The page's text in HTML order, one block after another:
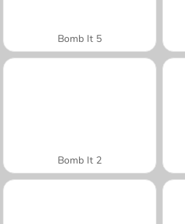
Bomb It 5
Bomb It 2